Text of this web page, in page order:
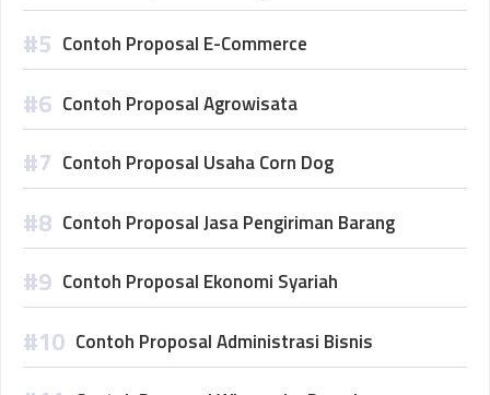
Contoh Proposal E-Commerce
Contoh Proposal Agrowisata
Contoh Proposal Usaha Corn Dog
Contoh Proposal Jasa Pengiriman Barang
Contoh Proposal Ekonomi Syariah
Contoh Proposal Administrasi Bisnis